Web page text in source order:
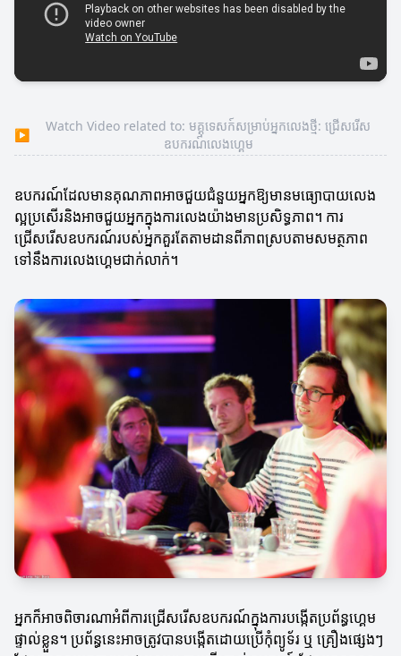
▶
Watch Video related to: មគ្គុទេសក៍សម្រាប់អ្នកលេងថ្មី: ជ្រើសរើស
ឧបករណ៍លេងហ្គេម
ឧបករណ៍ដែលមានគុណភាពអាចជួយជំនួយអ្នកឱ្យមានមធ្យោបាយលេង
ល្អប្រសើរនិងអាចជួយអ្នកក្នុងការលេងយ៉ាងមានប្រសិទ្ធភាព។ ការ
ជ្រើសរើសឧបករណ៍របស់អ្នកគួរតែតាមដានពីភាពស្របតាមសមត្ថភាព
ទៅនឹងការលេងហ្គេមជាក់លាក់។
អ្នកក៏អាចពិចារណាអំពីការជ្រើសរើសឧបករណ៍ក្នុងការបង្កើតប្រព័ន្ធហ្គេម
ផ្ទាល់ខ្លួន។ ប្រព័ន្ធនេះអាចត្រូវបានបង្កើតដោយប្រើកុំព្យូទ័រ ឬ គ្រឿងផ្សេងៗ